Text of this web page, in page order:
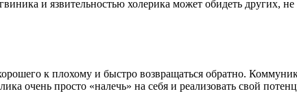
и язвительностью холерика может обидеть других, не
к плохому и быстро возвращаться обратно.
очень просто «налечь» на себя и реализовать свой